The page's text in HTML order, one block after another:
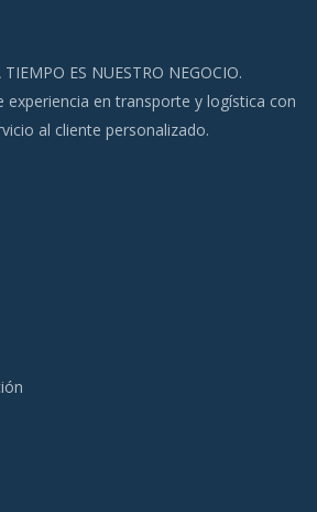
TIEMPO ES NUESTRO NEGOCIO.
experiencia en transporte y logística con
al cliente personalizado.